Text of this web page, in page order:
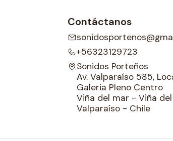
Contáctanos
+56323129723
Sonidos Porteños
Av. Valparaíso 585,
Galeria Pleno Centro
Viña del mar - Viña
Valparaíso - Chile